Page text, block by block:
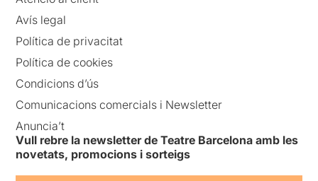
Avís legal
Política de privacitat
Política de cookies
Condicions d’ús
Comunicacions comercials i Newsletter
Anuncia’t
Vull rebre la newsletter de Teatre Barcelona amb les
novetats, promocions i sorteigs